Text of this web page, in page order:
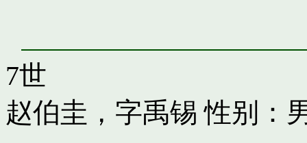
7世
赵伯圭，字禹锡 性别：